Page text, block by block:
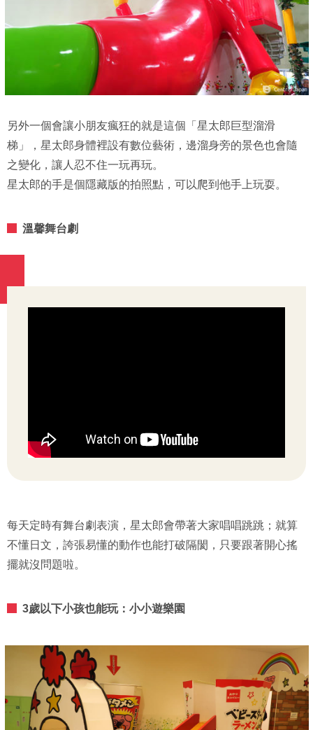
另外一個會讓小朋友瘋狂的就是這個「星太郎巨型溜滑
梯」，星太郎身體裡設有數位藝術，邊溜身旁的景色也會隨
之變化，讓人忍不住一玩再玩。
星太郎的手是個隱藏版的拍照點，可以爬到他手上玩耍。
溫馨舞台劇
每天定時有舞台劇表演，星太郎會帶著大家唱唱跳跳；就算
不懂日文，誇張易懂的動作也能打破隔閡，只要跟著開心搖
擺就沒問題啦。
3歲以下小孩也能玩：小小遊樂園